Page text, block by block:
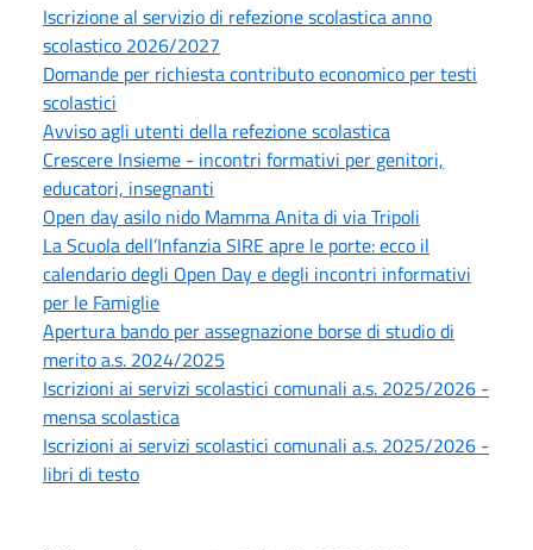
Iscrizione al servizio di refezione scolastica anno
scolastico 2026/2027
Domande per richiesta contributo economico per testi
scolastici
Avviso agli utenti della refezione scolastica
Crescere Insieme - incontri formativi per genitori,
educatori, insegnanti
Open day asilo nido Mamma Anita di via Tripoli
La Scuola dell’Infanzia SIRE apre le porte: ecco il
calendario degli Open Day e degli incontri informativi
per le Famiglie
Apertura bando per assegnazione borse di studio di
merito a.s. 2024/2025
Iscrizioni ai servizi scolastici comunali a.s. 2025/2026 -
mensa scolastica
Iscrizioni ai servizi scolastici comunali a.s. 2025/2026 -
libri di testo